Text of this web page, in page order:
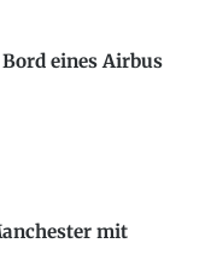
eines Airbus
mit